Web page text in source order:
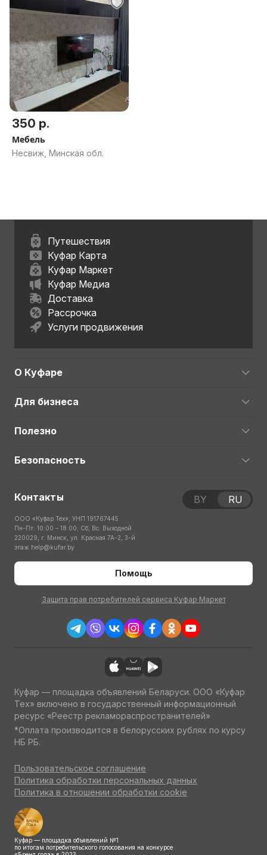
350 р.
Мебель
Несвиж, Минская обл.
Путешествия
Куфар Карта
Куфар Маркет
Куфар Медиа
Доставка
Рассрочка
Услуги продвижения
О Куфаре
Для бизнеса
Полезно
Безопасность
Контакты
ООО «Куфар Тех», УНП 191767445
Пн-Пт: 10:00 – 18:00; Сб, Вс: Выходной
220029, г. Минск, ул. Красная 7А-2, 3-й
этаж help@kufar.by
Помощь
Защита прав потребителей сервиса Куфар Маркет
BY RU
Куфар — площадка объявлений Беларуси. ООО «Куфар
Тех» включено в государственный информационный
ресурс «Реестр рекламораспространителей»
*Оплата производится в белорусских рублях по курсу
НБ РБ.
Пользовательское соглашение
Политика обработки персональных данных
Политика в отношении обработки cookie
Куфар — площадка объявлений №1
по итогам потребительского голосования на конкурсе